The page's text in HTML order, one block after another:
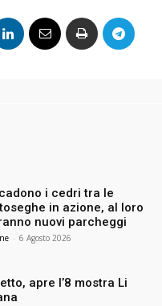
i cedri tra le
in azione, al loro
nuovi parcheggi
- 6 Agosto 2026
apre l’8 mostra Li